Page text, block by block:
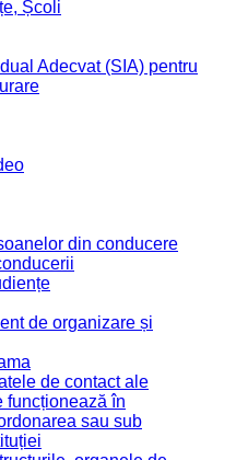
Școli
Adecvat (SIA) pentru
din conducere
de organizare și
de contact ale
funcționează în
sau sub